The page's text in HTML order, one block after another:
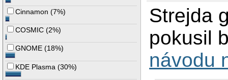
Cinnamon (7%)
COSMIC (2%)
GNOME (18%)
KDE Plasma (30%)
Strejda
pokusil
návodu